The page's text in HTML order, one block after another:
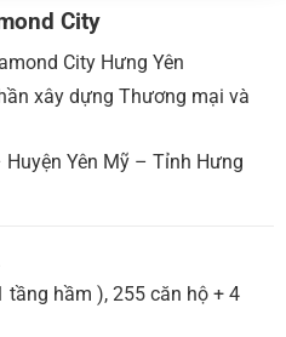
City
City Hưng Yên
xây dựng Thương mại và
Huyện Yên Mỹ – Tỉnh Hưng
tầng hầm ), 255 căn hộ + 4